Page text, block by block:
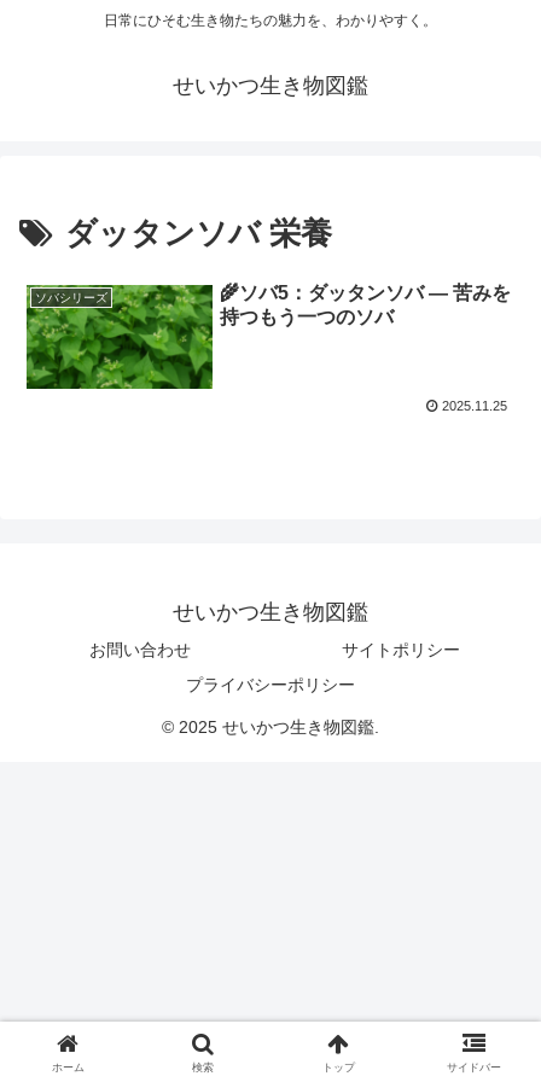
日常にひそむ生き物たちの魅力を、わかりやすく。
せいかつ生き物図鑑
ダッタンソバ 栄養
ソバシリーズ
🌾ソバ5：ダッタンソバ ― 苦みを
持つもう一つのソバ
2025.11.25
せいかつ生き物図鑑
お問い合わせ
サイトポリシー
プライバシーポリシー
© 2025 せいかつ生き物図鑑.
ホーム 検索 トップ サイドバー